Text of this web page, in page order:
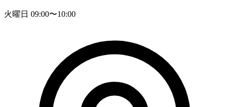
火曜日 09:00〜10:00